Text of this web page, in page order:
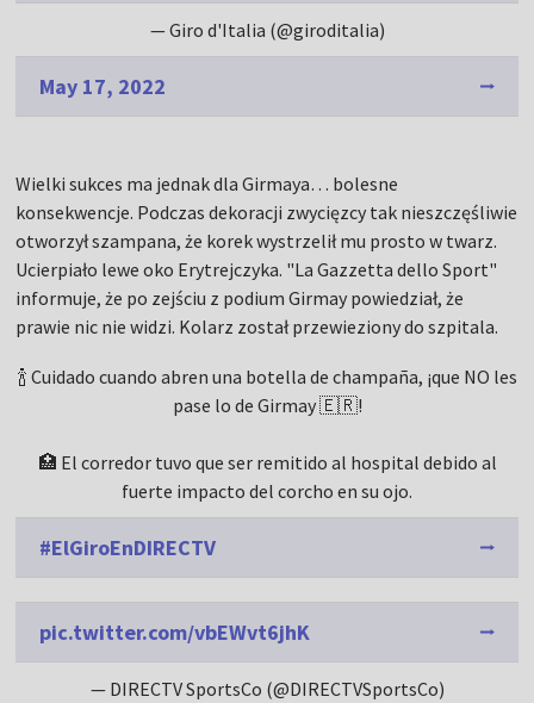
— Giro d'Italia (@giroditalia)
May 17, 2022
Wielki sukces ma jednak dla Girmaya… bolesne
konsekwencje. Podczas dekoracji zwycięzcy tak nieszczęśliwie
otworzył szampana, że korek wystrzelił mu prosto w twarz.
Ucierpiało lewe oko Erytrejczyka. "La Gazzetta dello Sport"
informuje, że po zejściu z podium Girmay powiedział, że
prawie nic nie widzi. Kolarz został przewieziony do szpitala.
🍾 Cuidado cuando abren una botella de champaña, ¡que NO les
pase lo de Girmay 🇪🇷!
🏥 El corredor tuvo que ser remitido al hospital debido al
fuerte impacto del corcho en su ojo.
#ElGiroEnDIRECTV
pic.twitter.com/vbEWvt6jhK
— DIRECTV SportsCo (@DIRECTVSportsCo)